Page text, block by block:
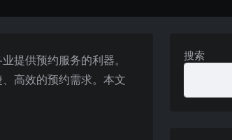
提供预约服务的利器。
高效的预约需求。本文
搜索